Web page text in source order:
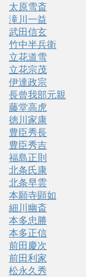
太原雪斎
滝川一益
武田信玄
竹中半兵衛
立花道雪
立花宗茂
伊達政宗
長曾我部元親
藤堂高虎
徳川家康
豊臣秀長
豊臣秀吉
福島正則
北条氏康
北条早雲
本願寺顕如
細川幽斎
本多忠勝
本多正信
前田慶次
前田利家
松永久秀